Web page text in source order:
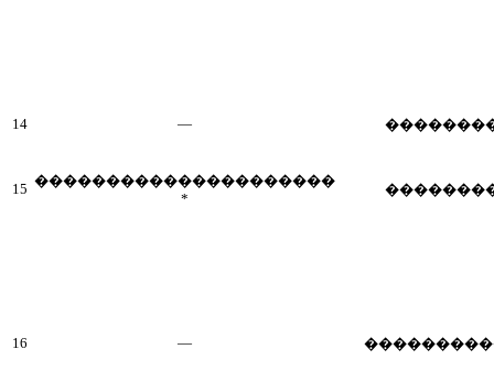
14 —
15 ���������������������
*
16 —